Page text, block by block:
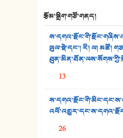
32. ཨ་མ།
33.
34.
36.
རྩོམ་སྒྲིག་གཙོ་གནད།
ཡུལ་སྡེ་དང་། རི། ལ། མཚོ།
13
26